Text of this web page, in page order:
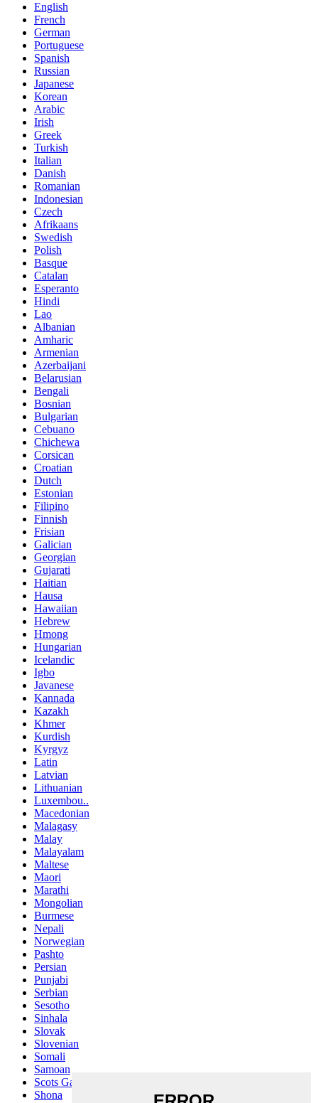
English
French
German
Portuguese
Spanish
Russian
Japanese
Korean
Arabic
Irish
Greek
Turkish
Italian
Danish
Romanian
Indonesian
Czech
Afrikaans
Swedish
Polish
Basque
Catalan
Esperanto
Hindi
Lao
Albanian
Amharic
Armenian
Azerbaijani
Belarusian
Bengali
Bosnian
Bulgarian
Cebuano
Chichewa
Corsican
Croatian
Dutch
Estonian
Filipino
Finnish
Frisian
Galician
Georgian
Gujarati
Haitian
Hausa
Hawaiian
Hebrew
Hmong
Hungarian
Icelandic
Igbo
Javanese
Kannada
Kazakh
Khmer
Kurdish
Kyrgyz
Latin
Latvian
Lithuanian
Luxembou..
Macedonian
Malagasy
Malay
Malayalam
Maltese
Maori
Marathi
Mongolian
Burmese
Nepali
Norwegian
Pashto
Persian
Punjabi
Serbian
Sesotho
Sinhala
Slovak
Slovenian
Somali
Samoan
Scots Gaelic
Shona